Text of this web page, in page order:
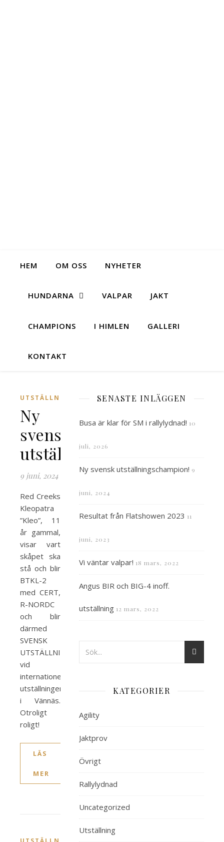
HEM OM OSS NYHETER
HUNDARNA VALPAR JAKT
CHAMPIONS I HIMLEN GALLERI
KONTAKT
UTSTÄLLNING
Ny
svensk
utställningschampion!
9 juni, 2024
Red Creeks
Kleopatra
”Kleo”, 11
år gammal,
visar vart
skåpet ska
stå och blir
BTKL-2
med CERT,
R-NORDC
och blir
därmed
SVENSK
UTSTÄLLNINGSCHAMPION
vid
internationella
utställningen
i Vännäs.
Otroligt
roligt!
LÄS
MER
SENASTE INLÄGGEN
Busa är klar för SM i rallylydnad! 10
juli, 2026
Ny svensk utställningschampion! 9
juni, 2024
Resultat från Flatshowen 2023 11
juni, 2023
Vi väntar valpar! 18 mars, 2022
Angus BIR och BIG-4 inoff.
utställning 12 mars, 2022
KATEGORIER
Agility
Jaktprov
Övrigt
Rallylydnad
Uncategorized
Utställning